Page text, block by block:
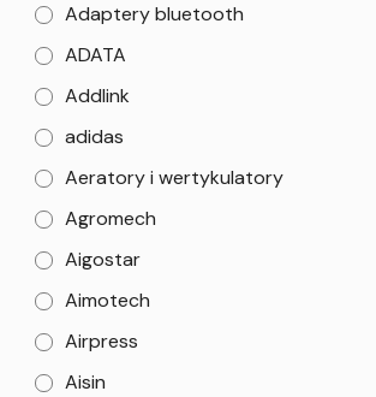
Adaptery bluetooth
ADATA
Addlink
adidas
Aeratory i wertykulatory
Agromech
Aigostar
Aimotech
Airpress
Aisin